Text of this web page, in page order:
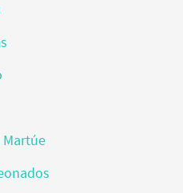
Martúe